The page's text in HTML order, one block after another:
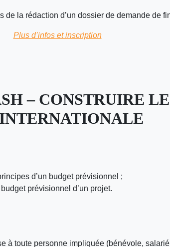
de la rédaction d’un dossier de demande de
Plus d’infos et inscription
– CONSTRUIRE
d’un budget prévisionnel ;
prévisionnel d’un projet.
à toute personne impliquée (bénévole,